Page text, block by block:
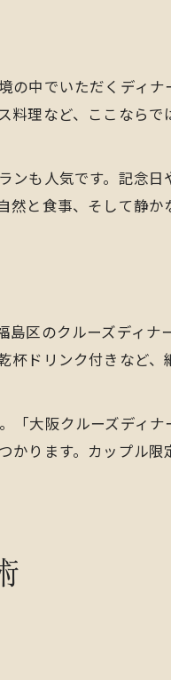
の中でいただくディ
理など、ここならで
ンも人気です。記念日
然と食事、そして静
区のクルーズディナ
杯ドリンク付きなど
「大阪クルーズディナ
かります。カップル限